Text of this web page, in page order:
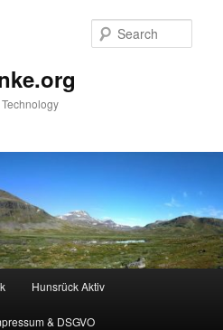
Hunsrück Aktiv
& DSGVO